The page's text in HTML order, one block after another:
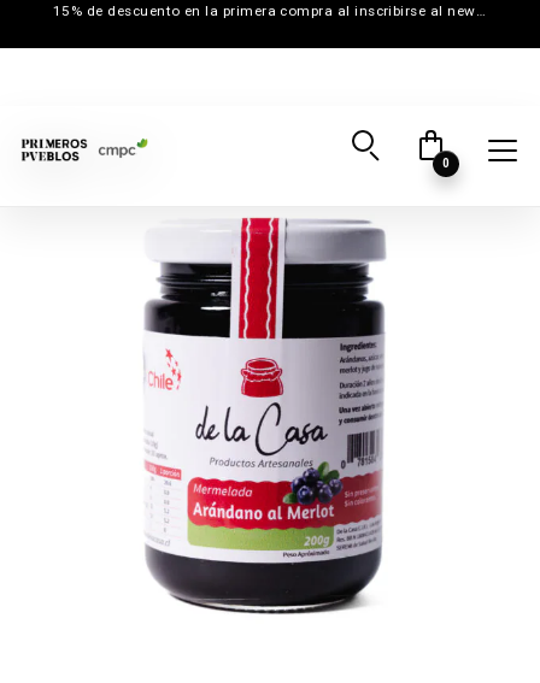
15% de descuento en la primera compra al inscribirse al newsletter
0